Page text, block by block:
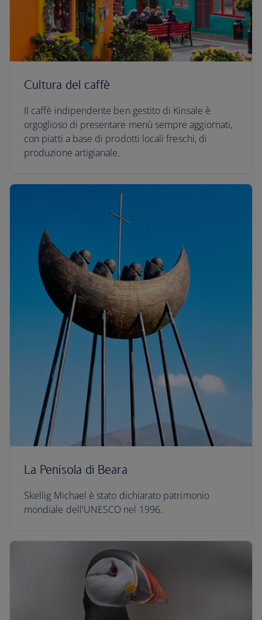
Cultura del caffè
Il caffè indipendente ben gestito di Kinsale è
orgoglioso di presentare menù sempre aggiornati,
con piatti a base di prodotti locali freschi, di
produzione artigianale.
La Penisola di Beara
Skellig Michael è stato dichiarato patrimonio
mondiale dell'UNESCO nel 1996.